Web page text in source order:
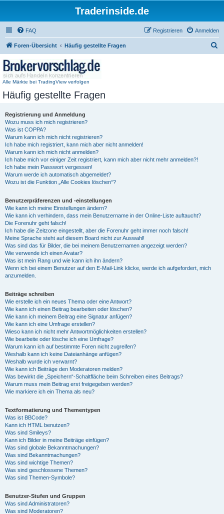
Traderinside.de
FAQ Anmelden
Registrieren
Foren-Übersicht Häufig gestellte Fragen
Alle Märkte bei TradingView verfolgen
Häufig gestellte Fragen
Registrierung und Anmeldung
Wozu muss ich mich registrieren?
Was ist COPPA?
Warum kann ich mich nicht registrieren?
Ich habe mich registriert, kann mich aber nicht anmelden!
Warum kann ich mich nicht anmelden?
Ich habe mich vor einiger Zeit registriert, kann mich aber nicht mehr anmelden?!
Ich habe mein Passwort vergessen!
Warum werde ich automatisch abgemeldet?
Wozu ist die Funktion „Alle Cookies löschen“?
Benutzerpräferenzen und -einstellungen
Wie kann ich meine Einstellungen ändern?
Wie kann ich verhindern, dass mein Benutzername in der Online-Liste auftaucht?
Die Forenuhr geht falsch!
Ich habe die Zeitzone eingestellt, aber die Forenuhr geht immer noch falsch!
Meine Sprache steht auf diesem Board nicht zur Auswahl!
Was sind das für Bilder, die bei meinem Benutzernamen angezeigt werden?
Wie verwende ich einen Avatar?
Was ist mein Rang und wie kann ich ihn ändern?
Wenn ich bei einem Benutzer auf den E-Mail-Link klicke, werde ich aufgefordert, mich
anzumelden.
Beiträge schreiben
Wie erstelle ich ein neues Thema oder eine Antwort?
Wie kann ich einen Beitrag bearbeiten oder löschen?
Wie kann ich meinem Beitrag eine Signatur anfügen?
Wie kann ich eine Umfrage erstellen?
Wieso kann ich nicht mehr Antwortmöglichkeiten erstellen?
Wie bearbeite oder lösche ich eine Umfrage?
Warum kann ich auf bestimmte Foren nicht zugreifen?
Weshalb kann ich keine Dateianhänge anfügen?
Weshalb wurde ich verwarnt?
Wie kann ich Beiträge den Moderatoren melden?
Was bewirkt die „Speichern“-Schaltfläche beim Schreiben eines Beitrags?
Warum muss mein Beitrag erst freigegeben werden?
Wie markiere ich ein Thema als neu?
Textformatierung und Thementypen
Was ist BBCode?
Kann ich HTML benutzen?
Was sind Smileys?
Kann ich Bilder in meine Beiträge einfügen?
Was sind globale Bekanntmachungen?
Was sind Bekanntmachungen?
Was sind wichtige Themen?
Was sind geschlossene Themen?
Was sind Themen-Symbole?
Benutzer-Stufen und Gruppen
Was sind Administratoren?
Was sind Moderatoren?